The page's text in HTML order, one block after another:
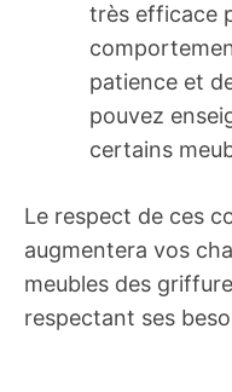
très efficace
patience et
pouvez
certains
Le respect de ces
augmentera vos
meubles des
respectant ses